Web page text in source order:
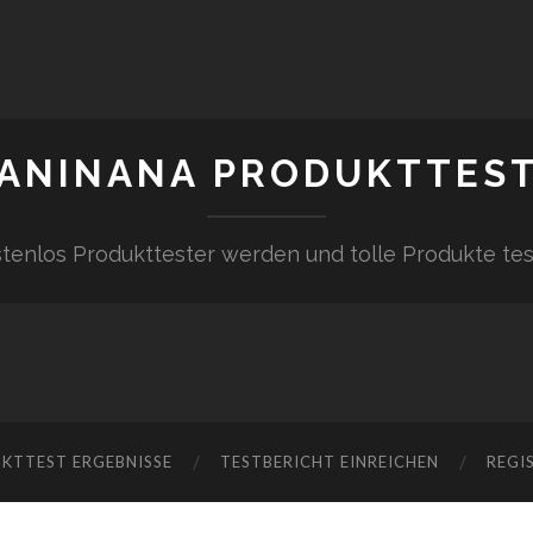
Produkttester werden und tolle Produkte
ERGEBNISSE TESTBERICHT EINREICHEN